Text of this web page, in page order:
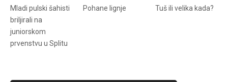
Mladi pulski šahisti
briljirali na
juniorskom
prvenstvu u Splitu
Pohane lignje Tuš ili velika kada?